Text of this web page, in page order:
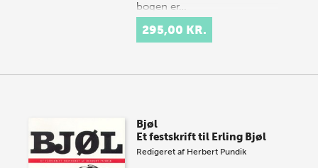
bogen er…
295,00 KR.
Bjøl
Et festskrift til Erling Bjøl
Redigeret af Herbert Pundik